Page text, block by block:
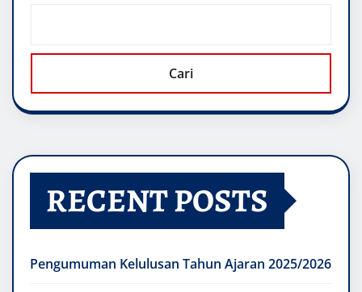
Cari
RECENT POSTS
Pengumuman Kelulusan Tahun Ajaran 2025/2026